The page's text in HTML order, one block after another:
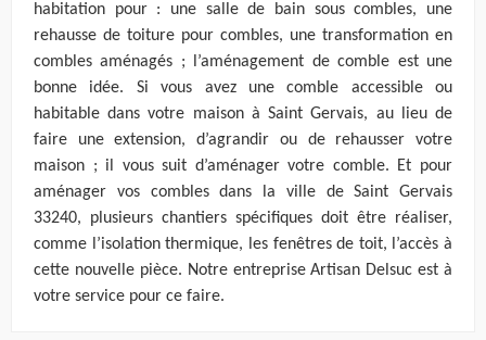
habitation pour : une salle de bain sous combles, une
rehausse de toiture pour combles, une transformation en
combles aménagés ; l’aménagement de comble est une
bonne idée. Si vous avez une comble accessible ou
habitable dans votre maison à Saint Gervais, au lieu de
faire une extension, d’agrandir ou de rehausser votre
maison ; il vous suit d’aménager votre comble. Et pour
aménager vos combles dans la ville de Saint Gervais
33240, plusieurs chantiers spécifiques doit être réaliser,
comme l’isolation thermique, les fenêtres de toit, l’accès à
cette nouvelle pièce. Notre entreprise Artisan Delsuc est à
votre service pour ce faire.